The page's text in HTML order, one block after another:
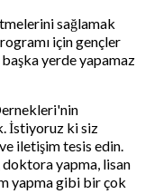
sağlamak
için gençler
yerde yapamaz
İstiyoruz ki siz
iletişim tesis edin.
doktora yapma, lisan
yapma gibi bir çok